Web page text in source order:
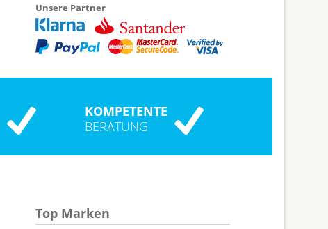
Unsere Partner
KOMPETENTE
BERATUNG
Top Marken